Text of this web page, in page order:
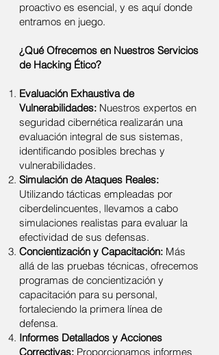
proactivo es esencial, y es aquí donde
entramos en juego.
¿Qué Ofrecemos en Nuestros Servicios
de Hacking Ético?
Evaluación Exhaustiva de
Vulnerabilidades: Nuestros expertos en
seguridad cibernética realizarán una
evaluación integral de sus sistemas,
identificando posibles brechas y
vulnerabilidades.
Simulación de Ataques Reales:
Utilizando tácticas empleadas por
ciberdelincuentes, llevamos a cabo
simulaciones realistas para evaluar la
efectividad de sus defensas.
Concientización y Capacitación: Más
allá de las pruebas técnicas, ofrecemos
programas de concientización y
capacitación para su personal,
fortaleciendo la primera línea de
defensa.
Informes Detallados y Acciones
Correctivas: Proporcionamos informes